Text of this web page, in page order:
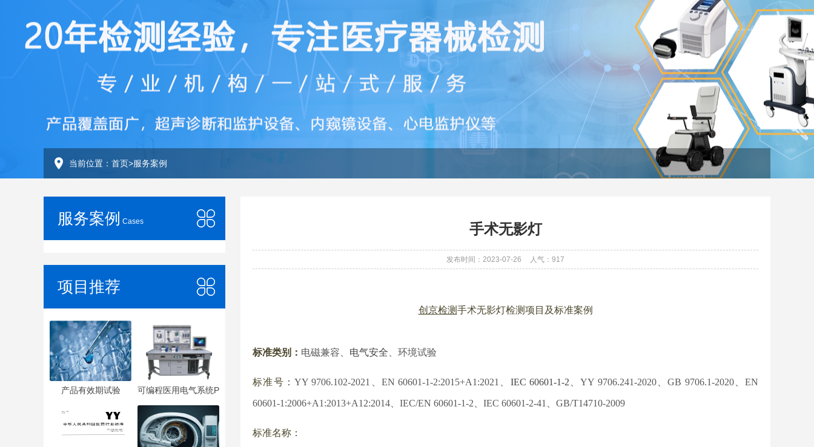
当前位置： 首页>服务案例
服务案例 Cases
项目推荐
产品有效期试验 可编程医用电气系统PEMS
手术无影灯
发布时间：2023-07-26 人气：917
创京检测手术无影灯检测项目及标准案例
标准类别： 电磁兼容 电气安全 、环境试验
标准号：YY 9706.102-2021 、EN 60601-1-2:2015+A1:2021、 IEC 60601-1-2 、YY 9706.241-2020、GB 9706.1-2020、EN
60601-1:2006+A1:2013+A12:2014、IEC/EN 60601-1-2、IEC 60601-2-41、GB/T14710-2009
标准名称：